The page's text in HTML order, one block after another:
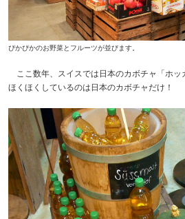
ぴかぴかのお野菜とフルーツが並びます。
ここ数年、スイスでは日本のカボチャ「ホッ
ほくほくしているのは日本のカボチャだけ！